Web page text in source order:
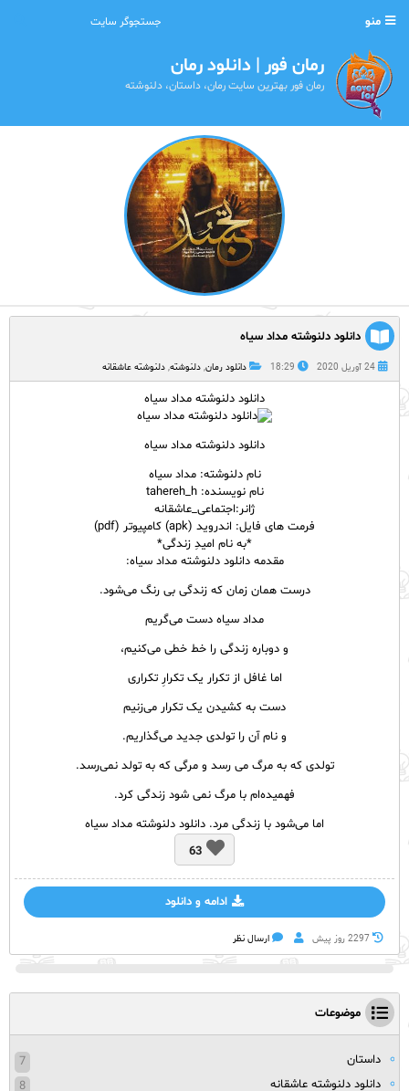
منو
رمان فور | دانلود رمان
رمان فور بهترین سایت رمان، داستان، دلنوشته
دانلود دلنوشته مداد سیاه
24 آوریل 2020 18:29 دانلود رمان, دلنوشته, دلنوشته عاشقانه
دانلود دلنوشته مداد سیاه
دانلود دلنوشته مداد سیاه
نامدلنوشته: مداد سیاه
نام نویسنده: tahereh_h
ژانر:اجتماعی_عاشقانه
فرمت های فایل: اندروید (apk) کامپیوتر (pdf)
*به نام امیدِ زندگی*
مقدمه دانلود دلنوشته مداد سیاه:
درست همان زمان که زندگی بی رنگ می‌شود.
مداد سیاه دست می‌گریم
و دوباره زندگی را خط خطی می‌کنیم،
اما غافل از تکرار یک تکرارِ تکراری
دست به کشیدن یک تکرار می‌زنیم
و نام آن را تولدی جدید می‌گذاریم.
تولدی که به مرگ می رسد و مرگی که به تولد نمی‌رسد.
فهمیده‌ام با مرگ نمی شود زندگی کرد.
اما می‌شود با زندگی مرد. دانلود دلنوشته مداد سیاه
63
ادامه و دانلود
2297 روز پيش ارسال نظر
موضوعات
داستان
7
دانلود دلنوشته عاشقانه
8